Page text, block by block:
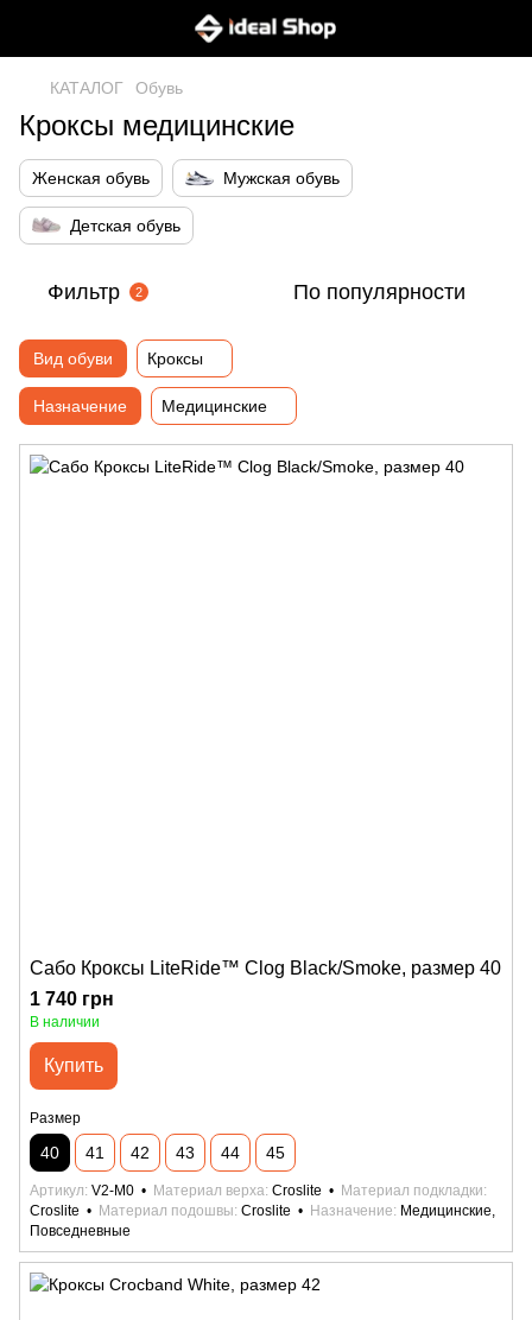
КАТАЛОГ Обувь
Кроксы медицинские
Женская обувь Мужская обувь
Детская обувь
Фильтр 2 По популярности
Вид обуви Кроксы
Назначение Медицинские
Сабо Кроксы LiteRide™ Clog Black/Smoke, размер 40
1 740 грн
В наличии
Купить
Размер
40 41 42 43 44 45
Артикул V2-M0 Материал верха Croslite
Материал подкладки
Croslite
Материал подошвы Croslite Назначение
Медицинские,
Повседневные